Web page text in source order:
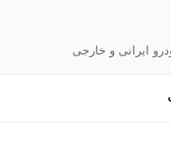
ایرانی و خارجی